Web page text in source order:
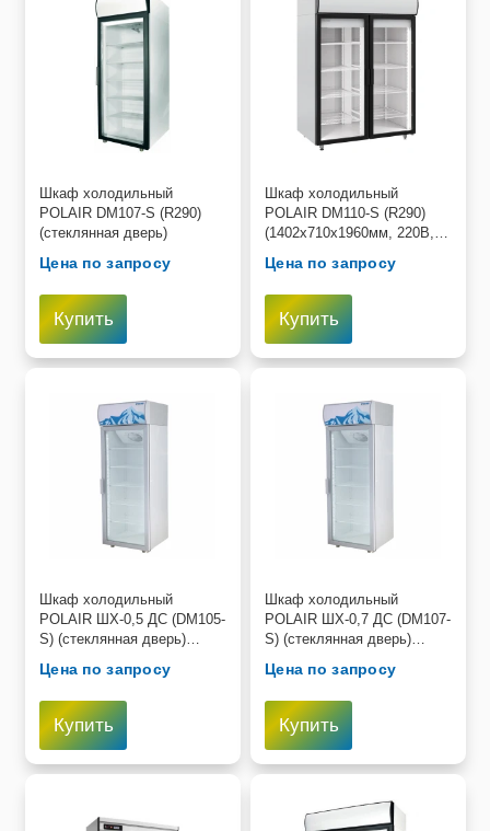
Шкаф холодильный
POLAIR DM107-S (R290)
(стеклянная дверь)
Цена по запросу
Купить
Шкаф холодильный
POLAIR DM110-S (R290)
(1402х710х1960мм, 220В,
двери)
Цена по запросу
Купить
Шкаф холодильный
POLAIR ШХ-0,5 ДС (DM105-
S) (стеклянная дверь)
Цена по запросу
Купить
Шкаф холодильный
POLAIR ШХ-0,7 ДС (DM107-
S) (стеклянная дверь)
Цена по запросу
Купить